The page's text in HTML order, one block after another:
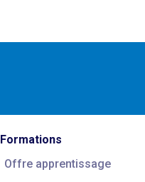
Formations
Offre apprentissage